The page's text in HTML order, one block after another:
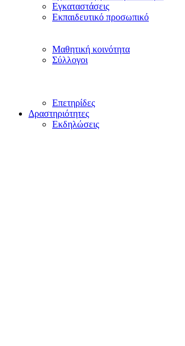
Εγκαταστάσεις
Εκπαιδευτικό προσωπικό
Μαθητική κοινότητα
Σύλλογοι
Επετηρίδες
Δραστηριότητες
Εκδηλώσεις